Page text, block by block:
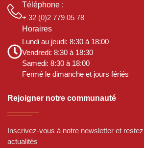
Téléphone :
+ 32 (0)2 779 05 78
Horaires
Lundi au jeudi: 8:30 à 18:00
Vendredi: 8:30 à 18:30
Samedi: 8:30 à 18:00
Fermé le dimanche et jours fériés
Rejoigner notre communauté
Inscrivez-vous à notre newsletter et
actualités